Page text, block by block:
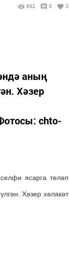
662 0 0
аның
Хәзер
chto-
ясарга теләп
Хәзер хәлакәт